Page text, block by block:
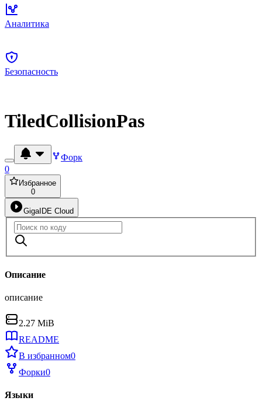
Аналитика
Безопасность
TiledCollisionPas
Форк
0
Избранное
0
GigaIDE Cloud
Описание
описание
2.27 MiB
README
В избранном0
Форки0
Языки